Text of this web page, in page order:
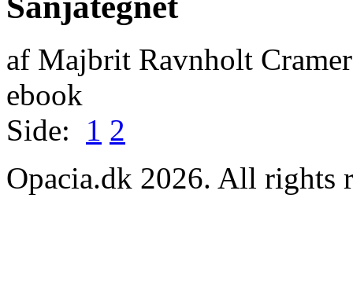
af Majbrit Ravnholt
ebook
Side: 1 2
Opacia.dk 2026. All rights